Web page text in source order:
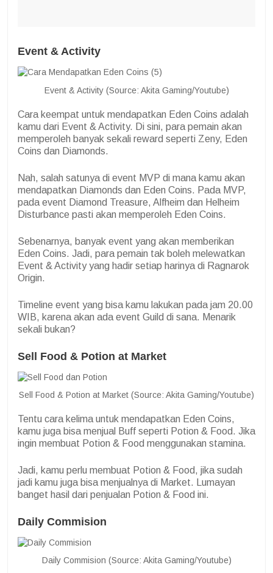
Event & Activity
Event & Activity (Source: Akita Gaming/Youtube)
Cara keempat untuk mendapatkan Eden Coins adalah
kamu dari Event & Activity. Di sini, para pemain akan
memperoleh banyak sekali reward seperti Zeny, Eden
Coins dan Diamonds.
Nah, salah satunya di event MVP di mana kamu akan
mendapatkan Diamonds dan Eden Coins. Pada MVP,
pada event Diamond Treasure, Alfheim dan Helheim
Disturbance pasti akan memperoleh Eden Coins.
Sebenarnya, banyak event yang akan memberikan
Eden Coins. Jadi, para pemain tak boleh melewatkan
Event & Activity yang hadir setiap harinya di Ragnarok
Origin.
Timeline event yang bisa kamu lakukan pada jam 20.00
WIB, karena akan ada event Guild di sana. Menarik
sekali bukan?
Sell Food & Potion at Market
Sell Food & Potion at Market (Source: Akita Gaming/Youtube)
Tentu cara kelima untuk mendapatkan Eden Coins,
kamu juga bisa menjual Buff seperti Potion & Food. Jika
ingin membuat Potion & Food menggunakan stamina.
Jadi, kamu perlu membuat Potion & Food, jika sudah
jadi kamu juga bisa menjualnya di Market. Lumayan
banget hasil dari penjualan Potion & Food ini.
Daily Commision
Daily Commision (Source: Akita Gaming/Youtube)